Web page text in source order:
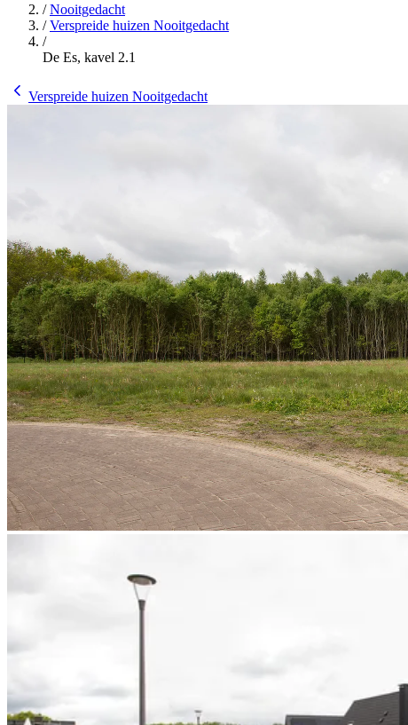
/Nooitgedacht
/Verspreide huizen Nooitgedacht
/
De Es, kavel 2.1
Verspreide huizen Nooitgedacht